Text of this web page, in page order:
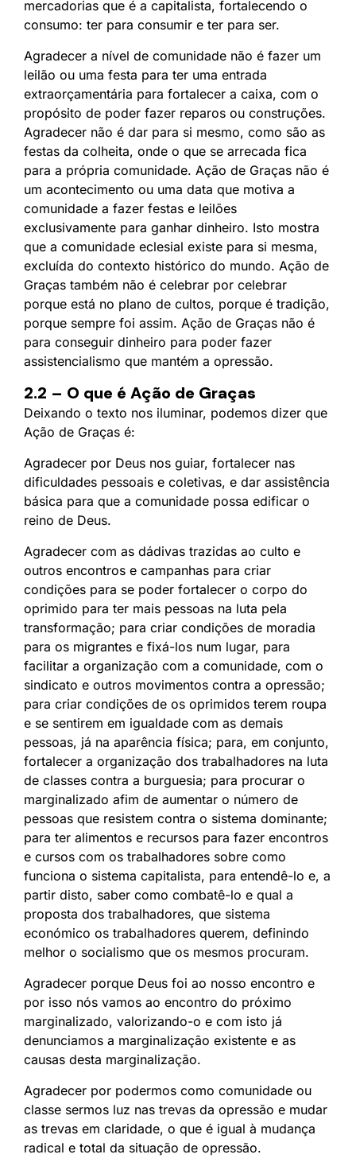
mercadorias que é a capitalista, fortalecendo o
consumo: ter para consumir e ter para ser.
Agradecer a nível de comunidade não é fazer um
leilão ou uma festa para ter uma entrada
extraorçamentária para fortalecer a caixa, com o
propósito de poder fazer reparos ou construções.
Agradecer não é dar para si mesmo, como são as
festas da colheita, onde o que se arrecada fica
para a própria comunidade. Ação de Graças não é
um acontecimento ou uma data que motiva a
comunidade a fazer festas e leilões
exclusivamente para ganhar dinheiro. Isto mostra
que a comunidade eclesial existe para si mesma,
excluída do contexto histórico do mundo. Ação de
Graças também não é celebrar por celebrar
porque está no plano de cultos, porque é tradição,
porque sempre foi assim. Ação de Graças não é
para conseguir dinheiro para poder fazer
assistencialismo que mantém a opressão.
2.2 – O que é Ação de Graças
Deixando o texto nos iluminar, podemos dizer que
Ação de Graças é:
Agradecer por Deus nos guiar, fortalecer nas
dificuldades pessoais e coletivas, e dar assistência
básica para que a comunidade possa edificar o
reino de Deus.
Agradecer com as dádivas trazidas ao culto e
outros encontros e campanhas para criar
condições para se poder fortalecer o corpo do
oprimido para ter mais pessoas na luta pela
transformação; para criar condições de moradia
para os migrantes e fixá-los num lugar, para
facilitar a organização com a comunidade, com o
sindicato e outros movimentos contra a opressão;
para criar condições de os oprimidos terem roupa
e se sentirem em igualdade com as demais
pessoas, já na aparência física; para, em conjunto,
fortalecer a organização dos trabalhadores na luta
de classes contra a burguesia; para procurar o
marginalizado afim de aumentar o número de
pessoas que resistem contra o sistema dominante;
para ter alimentos e recursos para fazer encontros
e cursos com os trabalhadores sobre como
funciona o sistema capitalista, para entendê-lo e, a
partir disto, saber como combatê-lo e qual a
proposta dos trabalhadores, que sistema
económico os trabalhadores querem, definindo
melhor o socialismo que os mesmos procuram.
Agradecer porque Deus foi ao nosso encontro e
por isso nós vamos ao encontro do próximo
marginalizado, valorizando-o e com isto já
denunciamos a marginalização existente e as
causas desta marginalização.
Agradecer por podermos como comunidade ou
classe sermos luz nas trevas da opressão e mudar
as trevas em claridade, o que é igual à mudança
radical e total da situação de opressão.